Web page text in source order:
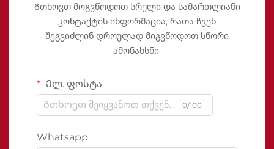
Გთხოვთ მოგვწოდოთ სრული და სამართლიანი
კონტაქტის ინფორმაცია, რათა ჩვენ
შეგვიძლინ დროულად მიგვწოდოთ სწორი
ამონახსნი.
Ელ. ფოსტა
0/100
Whatsapp